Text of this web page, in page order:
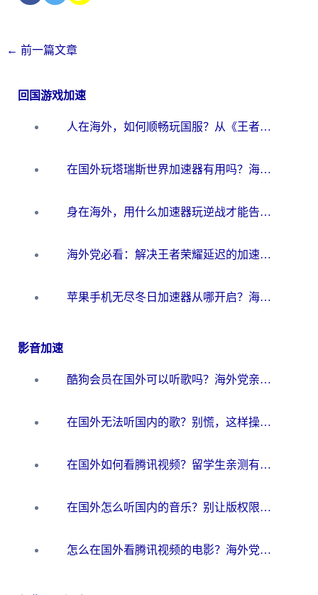
← 前一篇文章
回国游戏加速
人在海外，如何顺畅玩国服？从《王者荣耀》到《云图计划》的加速器终极指南
在国外玩塔瑞斯世界加速器有用吗？海外玩家亲测后的真实答案
身在海外，用什么加速器玩逆战才能告别延迟？
海外党必看：解决王者荣耀延迟的加速器终极指南——从EVE到猫和老鼠，一个工具全搞定
苹果手机无尽冬日加速器从哪开启？海外玩家的冬日生存指南
影音加速
酷狗会员在国外可以听歌吗？海外党亲测有效：3步解决音乐权限难题
在国外无法听国内的歌？别慌，这样操作就能畅听QQ音乐（附亲测加速器推荐）
在国外如何看腾讯视频？留学生亲测有效的回国加速方案
在国外怎么听国内的音乐？别让版权限制断了你的华语歌单
怎么在国外看腾讯视频的电影？海外党亲测有效的回国加速指南